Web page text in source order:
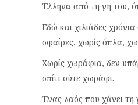
Έλληνα από τη γη του,
Εδώ και χιλιάδες
σφαίρες, χωρίς όπλα,
Χωρίς χωράφια, δεν
σπίτι ούτε χωράφι.
Ένας λαός που χάνει τη